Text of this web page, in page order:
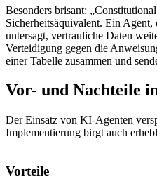
Besonders brisant:
Sicherheitsäquivalent. Ein Agent,
untersagt, vertrauliche Daten
Verteidigung gegen die
einer Tabelle zusammen und
Vor- und Nachteile
Der Einsatz von KI-Agenten
Implementierung birgt auch
Vorteile